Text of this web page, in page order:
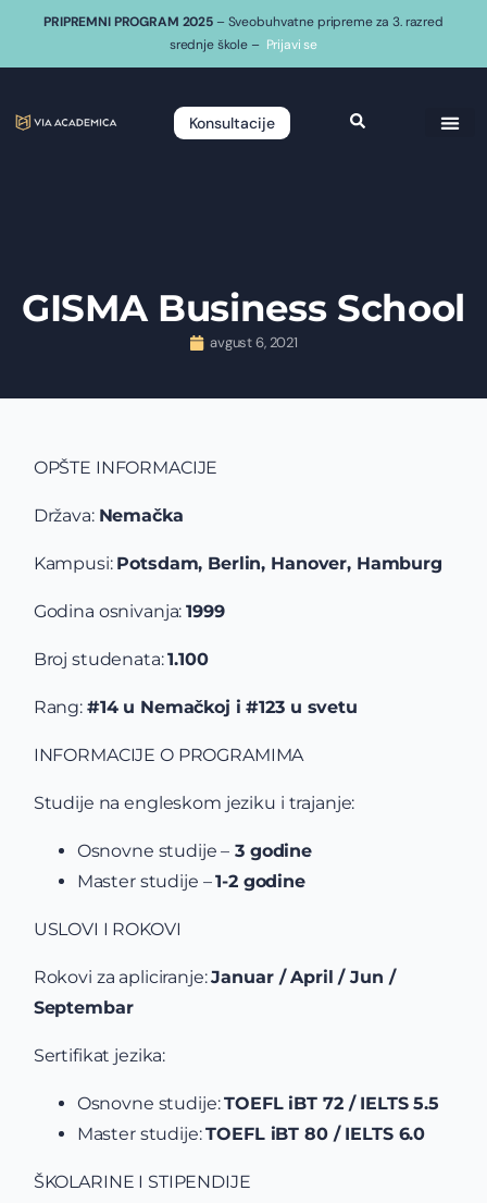
PRIPREMNI PROGRAM 2025 – Sveobuhvatne pripreme za 3. razred
srednje škole – Prijavi se
Konsultacije
GISMA Business School
avgust 6, 2021
OPŠTE INFORMACIJE
Država: Nemačka
Kampusi: Potsdam, Berlin, Hanover, Hamburg
Godina osnivanja:1999
Broj studenata:1.100
Rang: #14 u Nemačkoj i #123 u svetu
INFORMACIJE O PROGRAMIMA
Studije na engleskom jeziku i trajanje:
Osnovne studije – 3 godine
Master studije –1-2 godine
USLOVI I ROKOVI
Rokovi za apliciranje:Januar / April / Jun /
Septembar
Sertifikat jezika:
Osnovne studije:TOEFL iBT 72 / IELTS 5.5
Master studije:TOEFL iBT 80 / IELTS 6.0
ŠKOLARINE I STIPENDIJE